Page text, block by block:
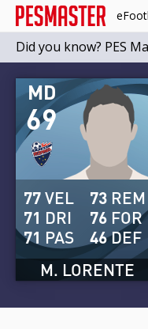
Did you know? PES
69
MD
M. LORENTE
77VEL
71 DRI
71 PAS
73 REM
76 FOR
46DEF